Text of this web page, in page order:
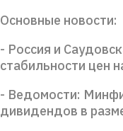
Основные новости:
- Россия и
стабильности цен
- Ведомости:
дивидендов в